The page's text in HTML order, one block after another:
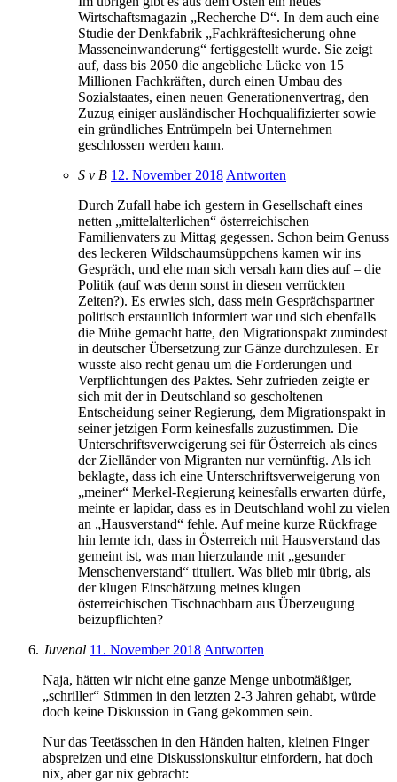
Wirtschaftsmagazin „Recherche D“. In dem auch eine
Studie der Denkfabrik „Fachkräftesicherung ohne
Masseneinwanderung“ fertiggestellt wurde. Sie zeigt
auf, dass bis 2050 die angebliche Lücke von 15
Millionen Fachkräften, durch einen Umbau des
Sozialstaates, einen neuen Generationenvertrag, den
Zuzug einiger ausländischer Hochqualifizierter sowie
ein gründliches Entrümpeln bei Unternehmen
geschlossen werden kann.
S v B 12. November 2018 Antworten
Durch Zufall habe ich gestern in Gesellschaft eines
netten „mittelalterlichen“ österreichischen
Familienvaters zu Mittag gegessen. Schon beim Genuss
des leckeren Wildschaumsüppchens kamen wir ins
Gespräch, und ehe man sich versah kam dies auf – die
Politik (auf was denn sonst in diesen verrückten
Zeiten?). Es erwies sich, dass mein Gesprächspartner
politisch erstaunlich informiert war und sich ebenfalls
die Mühe gemacht hatte, den Migrationspakt zumindest
in deutscher Übersetzung zur Gänze durchzulesen. Er
wusste also recht genau um die Forderungen und
Verpflichtungen des Paktes. Sehr zufrieden zeigte er
sich mit der in Deutschland so gescholtenen
Entscheidung seiner Regierung, dem Migrationspakt in
seiner jetzigen Form keinesfalls zuzustimmen. Die
Unterschriftsverweigerung sei für Österreich als eines
der Zielländer von Migranten nur vernünftig. Als ich
beklagte, dass ich eine Unterschriftsverweigerung von
„meiner“ Merkel-Regierung keinesfalls erwarten dürfe,
meinte er lapidar, dass es in Deutschland wohl zu vielen
an „Hausverstand“ fehle. Auf meine kurze Rückfrage
hin lernte ich, dass in Österreich mit Hausverstand das
gemeint ist, was man hierzulande mit „gesunder
Menschenverstand“ tituliert. Was blieb mir übrig, als
der klugen Einschätzung meines klugen
österreichischen Tischnachbarn aus Überzeugung
beizupflichten?
Juvenal 11. November 2018 Antworten
Naja, hätten wir nicht eine ganze Menge unbotmäßiger,
„schriller“ Stimmen in den letzten 2-3 Jahren gehabt, würde
doch keine Diskussion in Gang gekommen sein.
Nur das Teetässchen in den Händen halten, kleinen Finger
abspreizen und eine Diskussionskultur einfordern, hat doch
nix, aber gar nix gebracht: